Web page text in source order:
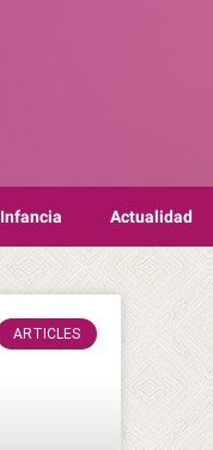
Infancia Actualidad
ARTICLES